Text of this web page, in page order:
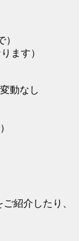
ます）
動なし
紹介したり、